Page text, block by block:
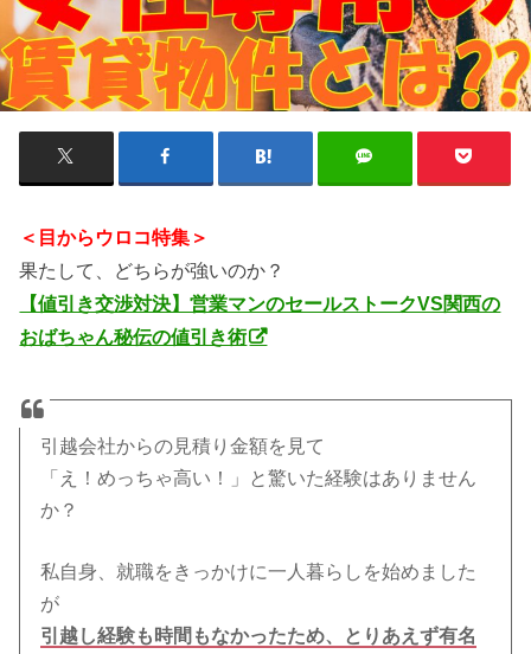
＜目からウロコ特集＞
果たして、どちらが強いのか？
【値引き交渉対決】営業マンのセールストークVS関西の
おばちゃん秘伝の値引き術
引越会社からの見積り金額を見て
「え！めっちゃ高い！」と驚いた経験はありません
か？
私自身、就職をきっかけに一人暮らしを始めました
が
引越し経験も時間もなかったため、とりあえず有名